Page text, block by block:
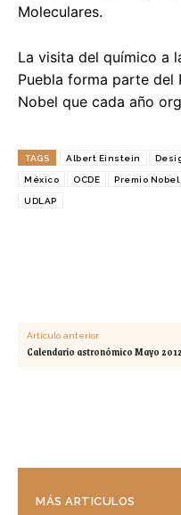
Moleculares.
La visita del químico a
Puebla forma parte del
Nobel que cada año
TAGS Albert Einstein
México OCDE Premio Nobel
UDLAP
Artículo anterior
Calendario astronómico Mayo 2012
MÁS ARTICULOS